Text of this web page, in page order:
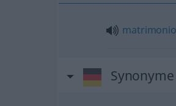
matrimonio